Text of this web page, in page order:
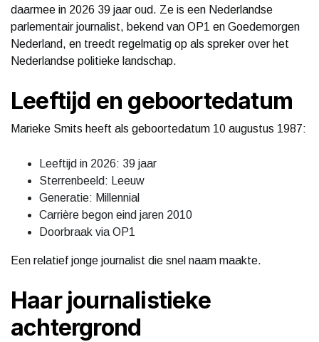
daarmee in 2026 39 jaar oud. Ze is een Nederlandse
parlementair journalist, bekend van OP1 en Goedemorgen
Nederland, en treedt regelmatig op als spreker over het
Nederlandse politieke landschap.
Leeftijd en geboortedatum
Marieke Smits heeft als geboortedatum 10 augustus 1987:
Leeftijd in 2026: 39 jaar
Sterrenbeeld: Leeuw
Generatie: Millennial
Carrière begon eind jaren 2010
Doorbraak via OP1
Een relatief jonge journalist die snel naam maakte.
Haar journalistieke
achtergrond